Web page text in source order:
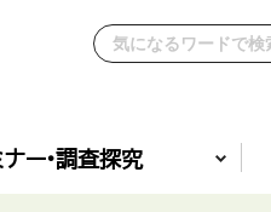
ナー•調査探究